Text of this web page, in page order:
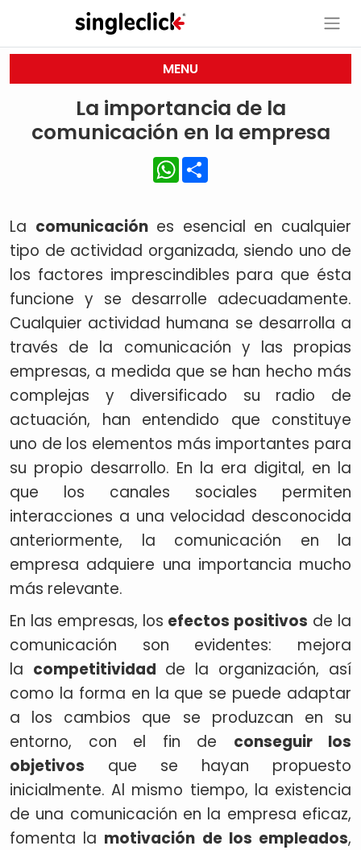
MENU
La importancia de la
comunicación en la empresa
WhatsApp
La comunicaciónes esencial en cualquier
tipo de actividad organizada, siendo uno de
los factores imprescindibles para que ésta
funcione y se desarrolle adecuadamente.
Cualquier actividad humana se desarrolla a
través de la comunicación y las propias
empresas, a medida que se han hecho más
complejas y diversificado su radio de
actuación, han entendido que constituye
uno de los elementos más importantes para
su propio desarrollo. En la era digital, en la
que los canales sociales permiten
interacciones a una velocidad desconocida
anteriormente, la comunicación en la
empresa adquiere una importancia mucho
más relevante.
En las empresas, los efectos positivos de la
comunicación son evidentes: mejora
la competitividad de la organización, así
como la forma en la que se puede adaptar
a los cambios que se produzcan en su
entorno, con el fin de conseguir los
objetivos que se hayan propuesto
inicialmente. Al mismo tiempo, la existencia
de una comunicación en la empresa eficaz,
fomenta la motivación de los empleados,